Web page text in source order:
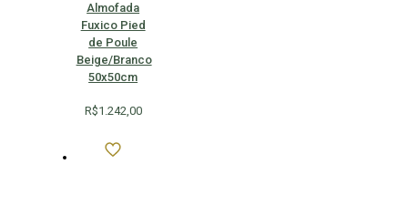
Almofada
Fuxico Pied
de Poule
Beige/Branco
50x50cm
R$1.242,00